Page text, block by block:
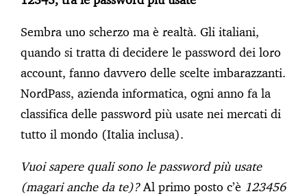
Sembra uno scherzo ma è realtà. Gli italiani,
quando si tratta di decidere le password dei loro
account, fanno davvero delle scelte imbarazzanti.
NordPass, azienda informatica, ogni anno fa la
classifica delle password più usate nei mercati di
tutto il mondo (Italia inclusa).
Vuoi sapere quali sono le password più usate
(magari anche da te)?Al primo posto c’è 123456